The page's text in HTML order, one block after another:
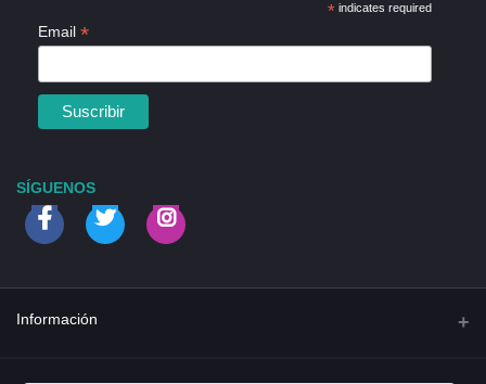
*indicates required
Email *
SÍGUENOS
Información